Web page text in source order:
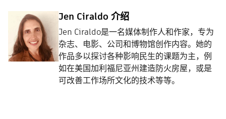
Jen Ciraldo 介绍
Jen Ciraldo是一名媒体制作人和作家，专为
杂志、电影、公司和博物馆创作内容。她的
作品多以探讨各种影响民生的课题为主，例
如在美国加利福尼亚州建造防火房屋，或是
可改善工作场所文化的技术等等。